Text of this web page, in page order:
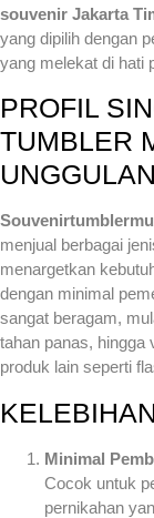
souvenir Jakarta
yang dipilih dengan
yang melekat di hati
PROFIL
TUMBLER
UNGGULAN
menjual berbagai
menargetkan
dengan minimal
sangat beragam,
tahan panas, hingga
produk lain seperti
Minimal
Cocok untuk
pernikahan